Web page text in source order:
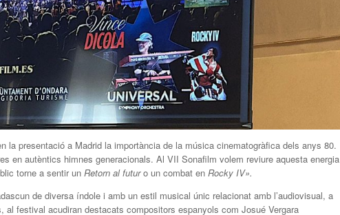
la presentació a Madrid la importància de la música cinematogràfica dels anys 80.
en autèntics himnes generacionals. Al VII Sonafilm volem reviure aquesta energia
torne a sentir un Retorn al futuro un combat en Rocky IV».
de diversa índole i amb un estil musical únic relacionat amb l’audiovisual, a
festival acudiran destacats compositors espanyols com Josué Vergara